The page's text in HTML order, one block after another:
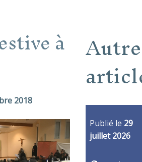
à
2018
Publié le 29
juillet 2026